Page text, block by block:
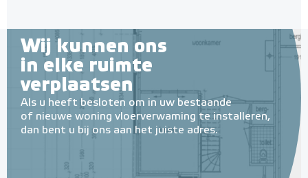
Wij kunnen ons
in elke ruimte
verplaatsen
Als u heeft besloten om in uw bestaande
of nieuwe woning vloerverwaming te installeren,
dan bent u bij ons aan het juiste adres.